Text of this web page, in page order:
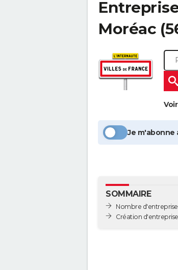
Moréac
Je m'abonne
SOMMAIRE
Nombre
Création